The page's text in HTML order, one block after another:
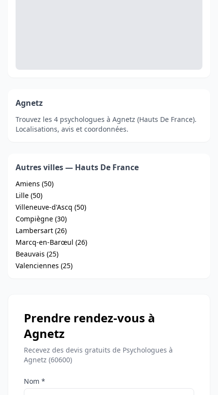
Agnetz
Trouvez les 4 psychologues à Agnetz (Hauts De France).
Localisations, avis et coordonnées.
Autres villes — Hauts De France
Amiens (50)
Lille (50)
Villeneuve-d'Ascq (50)
Compiègne (30)
Lambersart (26)
Marcq-en-Barœul (26)
Beauvais (25)
Valenciennes (25)
Prendre rendez-vous à
Agnetz
Recevez des devis gratuits de Psychologues à
Agnetz (60600)
Nom *